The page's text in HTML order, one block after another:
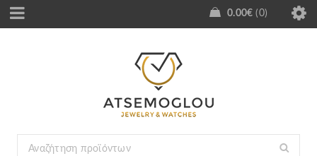
0.00€ 0